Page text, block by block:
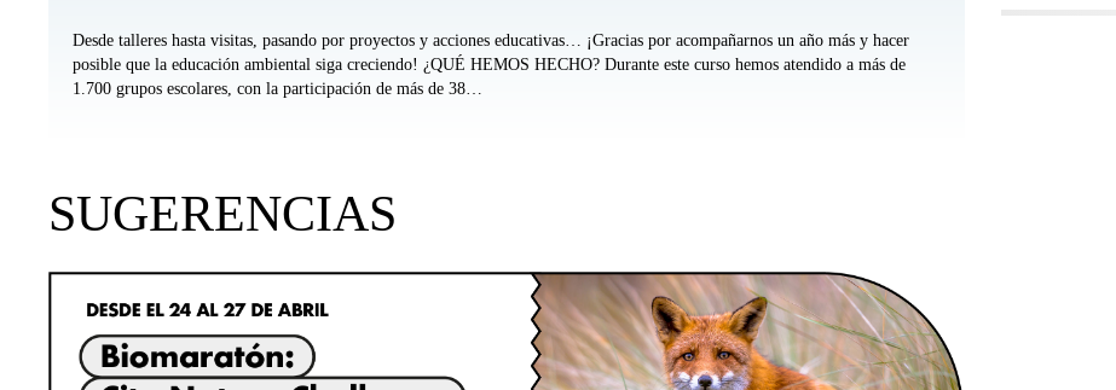
Desde talleres hasta visitas, pasando por proyectos y acciones educativas… ¡Gracias por acompañarnos un año más y hacer
posible que la educación ambiental siga creciendo! ¿QUÉ HEMOS HECHO? Durante este curso hemos atendido a más de
1.700 grupos escolares, con la participación de más de 38…
SUGERENCIAS